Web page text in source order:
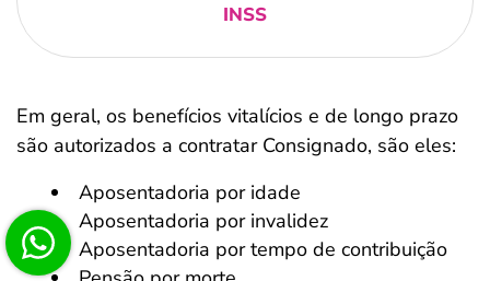
INSS
Em geral, os benefícios vitalícios e de longo prazo
são autorizados a contratar Consignado, são eles:
Aposentadoria por idade
Aposentadoria por invalidez
Aposentadoria por tempo de contribuição